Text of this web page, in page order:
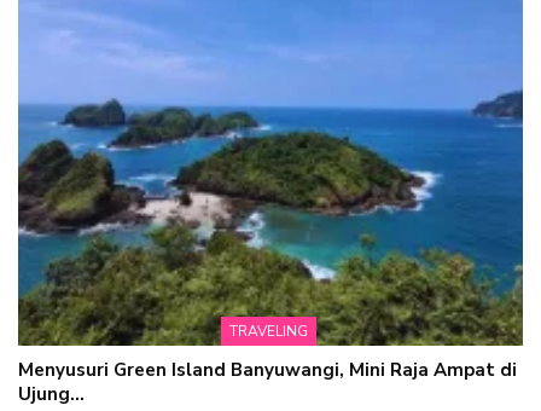
TRAVELING
Menyusuri Green Island Banyuwangi, Mini Raja Ampat di
Ujung…